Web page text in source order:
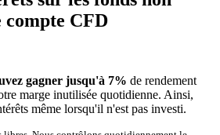
compte CFD
gagner jusqu'à 7% de rendement
marge inutilisée quotidienne. Ainsi,
même lorsqu'il n'est pas investi.